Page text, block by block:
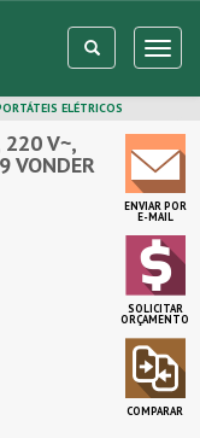
ELÉTRICOS
V~,
VONDER
ENVIAR POR
E-MAIL
SOLICITAR
ORÇAMENTO
COMPARAR